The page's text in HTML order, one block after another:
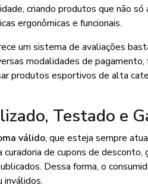
criando produtos que não
ergonômicas e funcionais.
um sistema de avaliações
modalidades de pagamento,
produtos esportivos de alta
Testado e
válido, que esteja sempre
de cupons de
Dessa forma, o
inválidos.